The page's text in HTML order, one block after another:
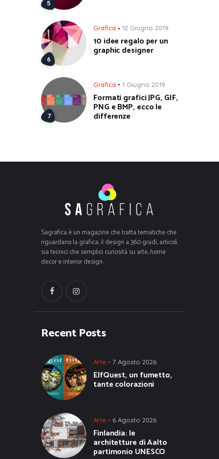
Grafica 12 Giugno 2019
10 idee regalo per un
graphic designer
Grafica 1 Giugno 2019
Formati grafici JPG, GIF,
PNG e BMP, ecco le
differenze
Sagrafica è un magazine che tratta tematiche che
riguardano la grafica, il design a 360 gradi, articoli
sia tecnici che semplici curiosità su arte, home
decor e interior design.
Recent Posts
Arte 7 Agosto 2026
ElfQuest, un fumetto,
tante colorazioni
Arte 6 Agosto 2026
Finlandia: le
architetture di Aalto
partimonio UNESCO